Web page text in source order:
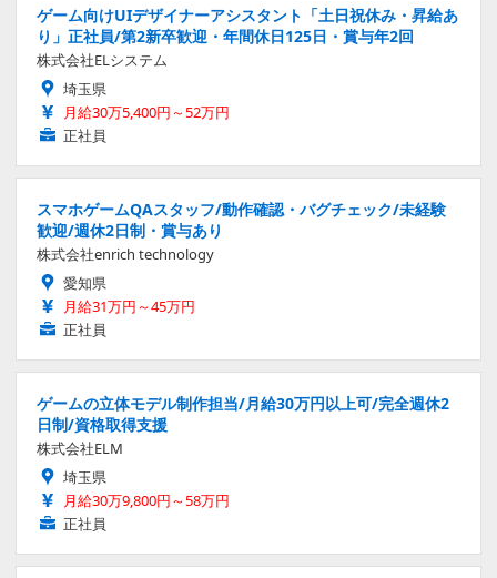
ゲーム向けUIデザイナーアシスタント「土日祝休み・昇給あ
り」正社員/第2新卒歓迎・年間休日125日・賞与年2回
株式会社ELシステム
埼玉県
月給30万5,400円～52万円
正社員
スマホゲームQAスタッフ/動作確認・バグチェック/未経験
歓迎/週休2日制・賞与あり
株式会社enrich technology
愛知県
月給31万円～45万円
正社員
ゲームの立体モデル制作担当/月給30万円以上可/完全週休2
日制/資格取得支援
株式会社ELM
埼玉県
月給30万9,800円～58万円
正社員